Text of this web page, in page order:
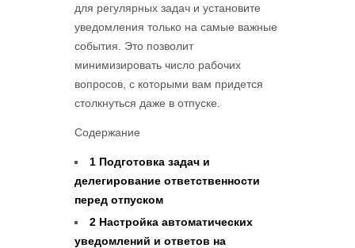
для регулярных задач и установите
уведомления только на самые важные
события. Это позволит
минимизировать число рабочих
вопросов, с которыми вам придется
столкнуться даже в отпуске.
Содержание
1 Подготовка задач и
делегирование ответственности
перед отпуском
2 Настройка автоматических
уведомлений и ответов на